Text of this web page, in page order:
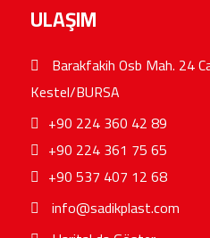
ULAŞIM
Barakfakih Osb Mah. 24
Kestel/BURSA
+90 224 360 42 89
+90 224 361 75 65
+90 537 407 12 68
info@sadikplast.com